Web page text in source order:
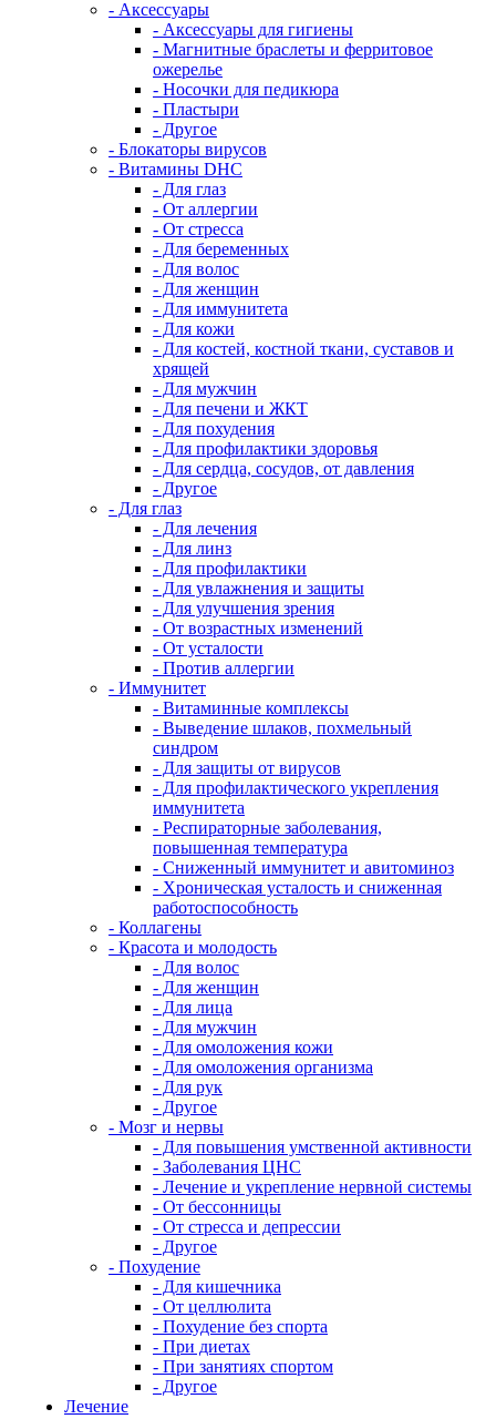
- Аксессуары
- Аксессуары для гигиены
- Магнитные браслеты и ферритовое
ожерелье
- Носочки для педикюра
- Пластыри
- Другое
- Блокаторы вирусов
- Витамины DHC
- Для глаз
- От аллергии
- От стресса
- Для беременных
- Для волос
- Для женщин
- Для иммунитета
- Для кожи
- Для костей, костной ткани, суставов и
хрящей
- Для мужчин
- Для печени и ЖКТ
- Для похудения
- Для профилактики здоровья
- Для сердца, сосудов, от давления
- Другое
- Для глаз
- Для лечения
- Для линз
- Для профилактики
- Для увлажнения и защиты
- Для улучшения зрения
- От возрастных изменений
- От усталости
- Против аллергии
- Иммунитет
- Витаминные комплексы
- Выведение шлаков, похмельный
синдром
- Для защиты от вирусов
- Для профилактического укрепления
иммунитета
- Респираторные заболевания,
повышенная температура
- Сниженный иммунитет и авитоминоз
- Хроническая усталость и сниженная
работоспособность
- Коллагены
- Красота и молодость
- Для волос
- Для женщин
- Для лица
- Для мужчин
- Для омоложения кожи
- Для омоложения организма
- Для рук
- Другое
- Мозг и нервы
- Для повышения умственной активности
- Заболевания ЦНС
- Лечение и укрепление нервной системы
- От бессонницы
- От стресса и депрессии
- Другое
- Похудение
- Для кишечника
- От целлюлита
- Похудение без спорта
- При диетах
- При занятиях спортом
- Другое
Лечение